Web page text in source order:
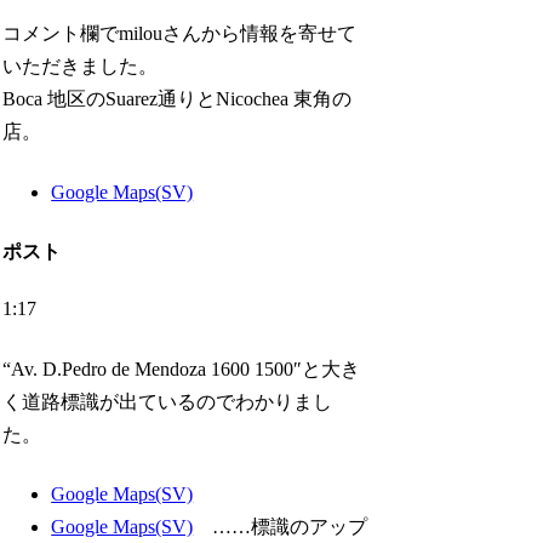
コメント欄でmilouさんから情報を寄せて
いただきました。
Boca 地区のSuarez通りとNicochea 東角の
店。
Google Maps(SV)
ポスト
1:17
“Av. D.Pedro de Mendoza 1600 1500″と大き
く道路標識が出ているのでわかりまし
た。
Google Maps(SV)
Google Maps(SV) ……標識のアップ